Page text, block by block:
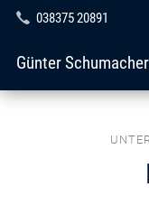
038375 20891
Günter Schumacher